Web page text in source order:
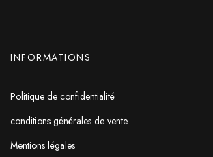
INFORMATIONS
Politique de confidentialité
conditions générales de vente
Mentions légales